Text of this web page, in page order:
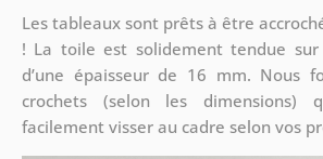
Les tableaux sont prêts à être
! La toile est solidement tendue
d’une épaisseur de 16 mm. Nous
crochets (selon les dimensions)
facilement visser au cadre selon vos